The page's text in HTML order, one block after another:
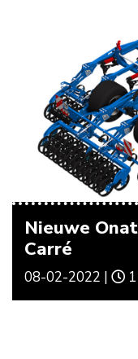
Nieuwe
Carré
08-02-2022 |